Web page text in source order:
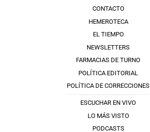
CONTACTO
HEMEROTECA
EL TIEMPO
NEWSLETTERS
FARMACIAS DE TURNO
POLÍTICA EDITORIAL
POLÍTICA DE CORRECCIONES
ESCUCHAR EN VIVO
LO MÁS VISTO
PODCASTS